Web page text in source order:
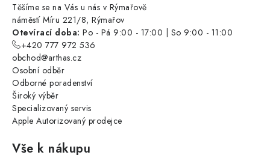
Těšíme se na Vás u nás v Rýmařově
náměstí Míru 221/8, Rýmařov
Otevírací doba: Po - Pá 9:00 - 17:00 | So 9:00 - 11:00
+420 777 972 536
obchod@arthas.cz
Osobní odběr
Odborné poradenství
Široký výběr
Specializovaný servis
Apple Autorizovaný prodejce
Vše k nákupu